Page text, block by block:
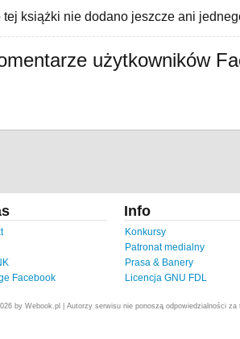
tej książki nie dodano jeszcze ani
użytkowników
Facebook
Info
Konkursy
Patronat medialny
Prasa & Banery
Licencja GNU FDL
by Webook.pl | Autorzy serwisu nie ponoszą odpowiedzialności